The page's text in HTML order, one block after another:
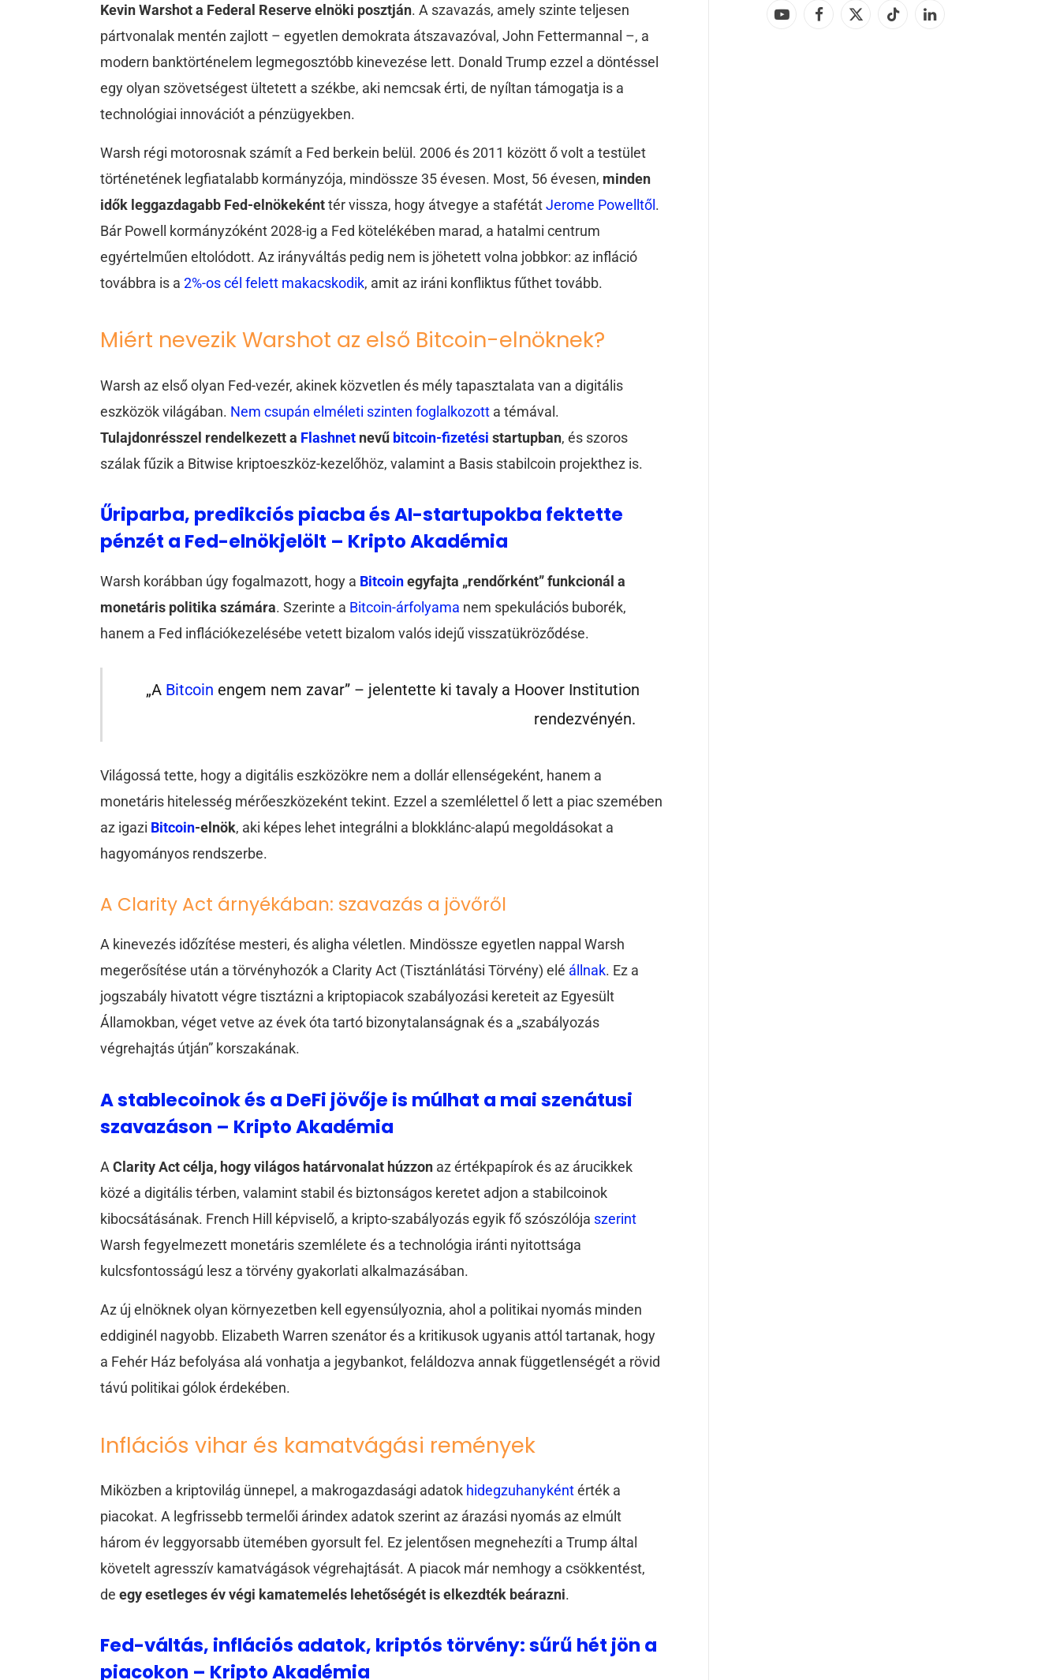
Kevin Warshot a Federal Reserve elnöki posztján. A szavazás, amely szinte teljesen
pártvonalak mentén zajlott – egyetlen demokrata átszavazóval, John Fettermannal –, a
modern banktörténelem legmegosztóbb kinevezése lett. Donald Trump ezzel a döntéssel
egy olyan szövetségest ültetett a székbe, aki nemcsak érti, de nyíltan támogatja is a
technológiai innovációt a pénzügyekben.
Warsh régi motorosnak számít a Fed berkein belül. 2006 és 2011 között ő volt a testület
történetének legfiatalabb kormányzója, mindössze 35 évesen. Most, 56 évesen, minden
idők leggazdagabb Fed-elnökekénttér vissza, hogy átvegye a stafétátJerome Powelltől .
Bár Powell kormányzóként 2028-ig a Fed kötelékében marad, a hatalmi centrum
egyértelműen eltolódott. Az irányváltás pedig nem is jöhetett volna jobbkor: az infláció
továbbra is a2%-os cél felett makacskodik, amit az iráni konfliktus fűthet tovább.
Miért nevezik Warshot az első Bitcoin-elnöknek?
Warsh az első olyan Fed-vezér, akinek közvetlen és mély tapasztalata van a digitális
eszközök világában. Nem csupán elméleti szinten foglalkozott a témával.
Tulajdonrésszel rendelkezett a Flashnet nevű bitcoin-fizetési startupban, és szoros
szálak fűzik a Bitwise kriptoeszköz-kezelőhöz, valamint a Basis stabilcoin projekthez is.
Űriparba, predikciós piacba és AI-startupokba fektette
pénzét a Fed-elnökjelölt – Kripto Akadémia
Warsh korábban úgy fogalmazott, hogy a Bitcoinegyfajta „rendőrként” funkcionál a
monetáris politika számára. Szerinte a Bitcoin-árfolyama nem spekulációs buborék,
hanem a Fed inflációkezelésébe vetett bizalom valós idejű visszatükröződése.
„A Bitcoin engem nem zavar” – jelentette ki tavaly a Hoover Institution
rendezvényén.
Világossá tette, hogy a digitális eszközökre nem a dollár ellenségeként, hanem a
monetáris hitelesség mérőeszközeként tekint. Ezzel a szemlélettel ő lett a piac szemében
az igazi Bitcoin-elnök, aki képes lehet integrálni a blokklánc-alapú megoldásokat a
hagyományos rendszerbe.
A Clarity Act árnyékában: szavazás a jövőről
A kinevezés időzítése mesteri, és aligha véletlen. Mindössze egyetlen nappal Warsh
megerősítése után a törvényhozók a Clarity Act (Tisztánlátási Törvény) elé állnak. Ez a
jogszabály hivatott végre tisztázni a kriptopiacok szabályozási kereteit az Egyesült
Államokban, véget vetve az évek óta tartó bizonytalanságnak és a „szabályozás
végrehajtás útján” korszakának.
A stablecoinok és a DeFi jövője is múlhat a mai szenátusi
szavazáson – Kripto Akadémia
AClarity Act célja, hogy világos határvonalat húzzon az értékpapírok és az árucikkek
közé a digitális térben, valamint stabil és biztonságos keretet adjon a stabilcoinok
kibocsátásának. French Hill képviselő, a kripto-szabályozás egyik fő szószólója szerint
Warsh fegyelmezett monetáris szemlélete és a technológia iránti nyitottsága
kulcsfontosságú lesz a törvény gyakorlati alkalmazásában.
Az új elnöknek olyan környezetben kell egyensúlyoznia, ahol a politikai nyomás minden
eddiginél nagyobb. Elizabeth Warren szenátor és a kritikusok ugyanis attól tartanak, hogy
a Fehér Ház befolyása alá vonhatja a jegybankot, feláldozva annak függetlenségét a rövid
távú politikai gólok érdekében.
Inflációs vihar és kamatvágási remények
Miközben a kriptovilág ünnepel, a makrogazdasági adatok hidegzuhanykéntérték a
piacokat. A legfrissebb termelői árindex adatok szerint az árazási nyomás az elmúlt
három év leggyorsabb ütemében gyorsult fel. Ez jelentősen megnehezíti a Trump által
követelt agresszív kamatvágások végrehajtását. A piacok már nemhogy a csökkentést,
deegy esetleges év végi kamatemelés lehetőségét is elkezdték beárazni.
Fed-váltás, inflációs adatok, kriptós törvény: sűrű hét jön a
piacokon – Kripto Akadémia
YouTubeFacebook
X
TikTok LinkedIn